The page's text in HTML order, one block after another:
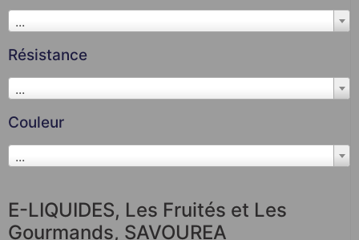
...
Résistance
...
Couleur
...
E-LIQUIDES, Les Fruités et Les
Gourmands, SAVOUREA